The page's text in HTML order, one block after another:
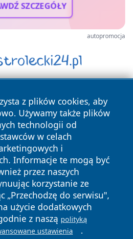
SZCZEGÓŁY
autopromocja
z plików cookies, aby
Używamy także plików
technologii od
w celach
i
Informacje te mogą być
przez naszych
korzystanie ze
„Przechodzę do serwisu",
użycie dodatkowych
z naszą polityką
ustawienia .
Wszystkie prawa zastrzeżone.
Polityka
Cookies